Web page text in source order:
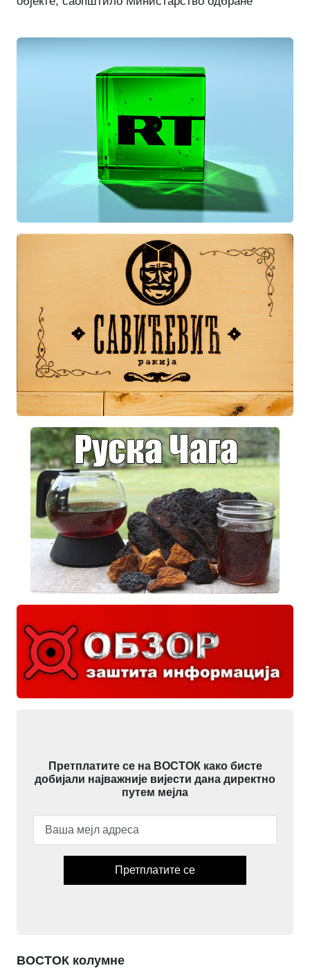
Претплатите се на ВОСТОК како бисте
добијали најважније вијести дана директно
путем мејла
Претплатите се
ВОСТОК колумне